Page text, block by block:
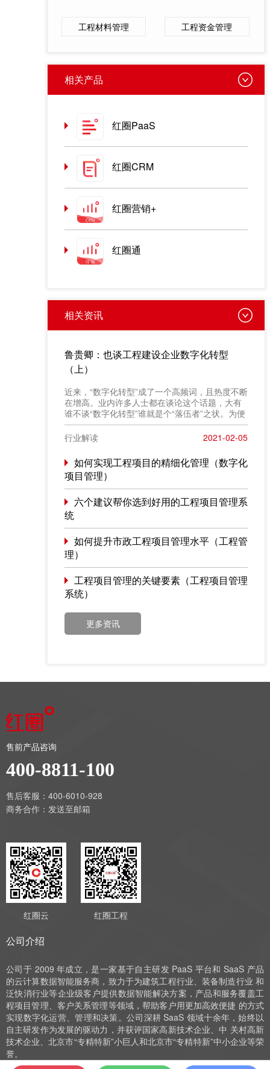
工程材料管理 工程资金管理
相关产品
红圈PaaS
红圈CRM
红圈营销+
红圈通
相关资讯
鲁贵卿：也谈工程建设企业数字化转型
（上）
近来，“数字化转型”成了一个高频词，且热度不断
在增高。业内许多人士都在谈论这个话题，大有
谁不谈“数字化转型”谁就是个“落伍者”之状。为便
于在相同语境下讨论问题，今天我也凑个热闹，
以“数字化转型”为题，谈一点粗浅认识，就教于同
行。
行业解读 2021-02-05
如何实现工程项目的精细化管理（数字化
项目管理）
六个建议帮你选到好用的工程项目管理系
统
如何提升市政工程项目管理水平（工程管
理）
工程项目管理的关键要素（工程项目管理
系统）
更多资讯
售前产品咨询
400-8811-100
售后客服：400-6010-928
商务合作： 发送至邮箱
红圈云 红圈工程
公司介绍
公司于 2009 年成立，是一家基于自主研发 PaaS 平台和 SaaS 产品
的云计算数据智能服务商，致力于为建筑工程行业、装备制造行业 和
泛快消行业等企业级客户提供数据智能解决方案，产品和服务覆盖工
程项目管理、客户关系管理等领域，帮助客户用更加高效便捷 的方式
实现数字化运营、管理和决策。公司深耕 SaaS 领域十余年，始终以
自主研发作为发展的驱动力，并获评国家高新技术企业、中 关村高新
技术企业、北京市“专精特新”小巨人和北京市“专精特新”中小企业等荣
誉。